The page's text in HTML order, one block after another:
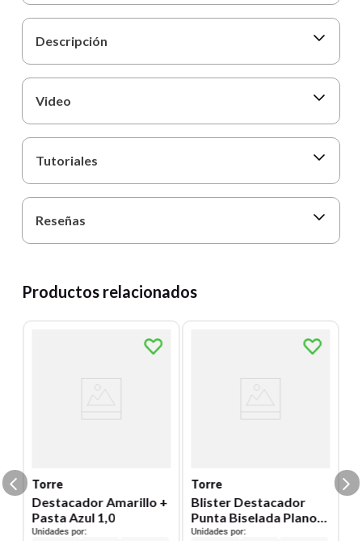
Descripción
Video
Tutoriales
Reseñas
Productos relacionados
Torre
Destacador Amarillo +
Pasta Azul 1,0
Unidades por:
Torre
Blister Destacador
Punta Biselada Plano
Amarillo 2.0
Unidades por: